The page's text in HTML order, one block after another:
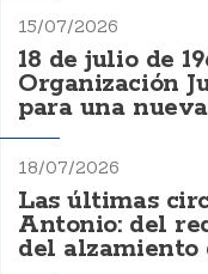
15/07/2026
18 de julio de
Organización
para una
18/07/2026
Las últimas
Antonio: del
del alzamiento